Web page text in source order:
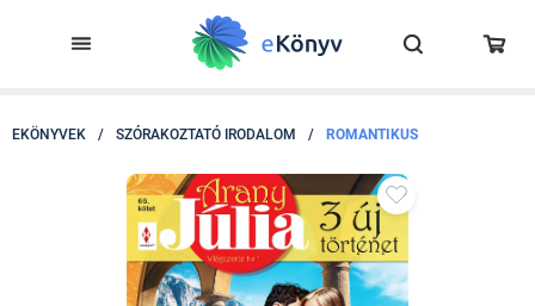
EKÖNYVEK / SZÓRAKOZTATÓ IRODALOM / ROMANTIKUS